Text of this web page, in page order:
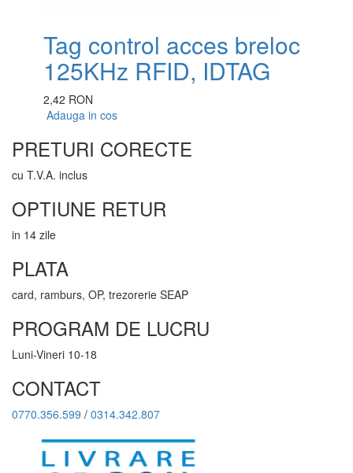
Tag control acces breloc
125KHz RFID, IDTAG
2,42 RON
Adauga in cos
PRETURI CORECTE
cu T.V.A. inclus
OPTIUNE RETUR
in 14 zile
PLATA
card, ramburs, OP, trezorerie SEAP
PROGRAM DE LUCRU
Luni-Vineri 10-18
CONTACT
0770.356.599 / 0314.342.807